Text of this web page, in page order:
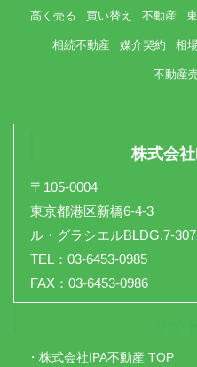
高く売る 買い替え 不動産
相続不動産 媒介契約 相
不動産
株式会
〒105-0004
東京都港区新橋6-4-3
ル・グラシエルBLDG.7-307
TEL：03-6453-0985
FAX：03-6453-0986
・株式会社IPA不動産 TOP